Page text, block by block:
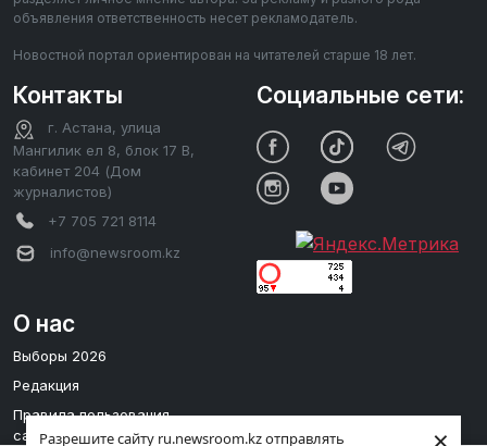
Разрешите сайту ru.newsroom.kz отправлять
объявления ответственность несет рекламодатель.
Новостной портал ориентирован на читателей старше 18 лет.
Контакты
г. Астана, улица
Мангилик ел 8, блок 17 В,
кабинет 204 (Дом
журналистов)
+7 705 721 8114
info@newsroom.kz
О нас
Выборы 2026
Редакция
Правила пользования
сайтом
Социальные сети: